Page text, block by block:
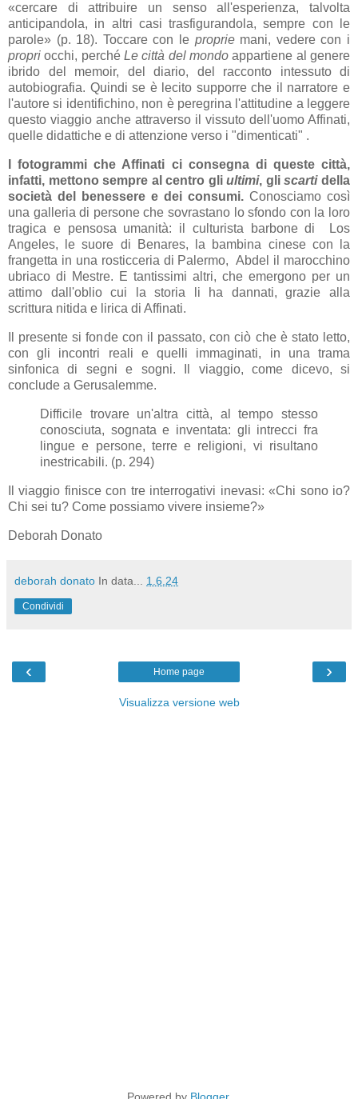
«cercare di attribuire un senso all'esperienza, talvolta
anticipandola, in altri casi trasfigurandola, sempre con le
parole» (p. 18). Toccare con le propriemani, vedere con i
propri occhi, perché Le città del mondo appartiene al genere
ibrido del memoir, del diario, del racconto intessuto di
autobiografia. Quindi se è lecito supporre che il narratore e
l'autore si identifichino, non è peregrina l'attitudine a leggere
questo viaggio anche attraverso il vissuto dell'uomo Affinati,
quelle didattiche e di attenzione verso i "dimenticati" .
I fotogrammi che Affinati ci consegna di queste città,
infatti, mettono sempre al centro gliultimi, gliscartidella
società del benessere e dei consumi. Conosciamo così
una galleria di persone che sovrastano lo sfondo con la loro
tragica e pensosa umanità: il culturista barbone di Los
Angeles, le suore di Benares, la bambina cinese con la
frangetta in una rosticceria di Palermo, Abdel il marocchino
ubriaco di Mestre. E tantissimi altri, che emergono per un
attimo dall'oblio cui la storia li ha dannati, grazie alla
scrittura nitida e lirica di Affinati.
Il presente si fonde con il passato, con ciò che è stato letto,
con gli incontri reali e quelli immaginati, in una trama
sinfonica di segni e sogni. Il viaggio, come dicevo, si
conclude a Gerusalemme.
Difficile trovare un'altra città, al tempo stesso
conosciuta, sognata e inventata: gli intrecci fra
lingue e persone, terre e religioni, vi risultano
inestricabili. (p. 294)
Il viaggio finisce con tre interrogativi inevasi: «Chi sono io?
Chi sei tu? Come possiamo vivere insieme?»
Deborah Donato
deborah donato In data... 1.6.24
Condividi
‹ ›
Home page
Visualizza versione web
Powered by Blogger.